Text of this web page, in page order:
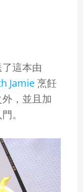
這本由
Jamie烹飪
，並且加
。